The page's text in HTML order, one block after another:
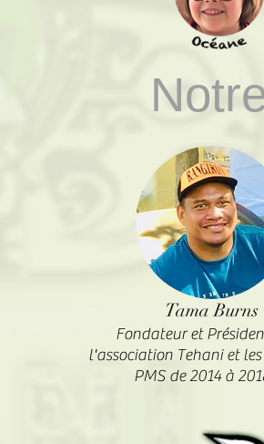
Tama Burns
Fondateur et
l'association Tehani et
PMS de 2014 à